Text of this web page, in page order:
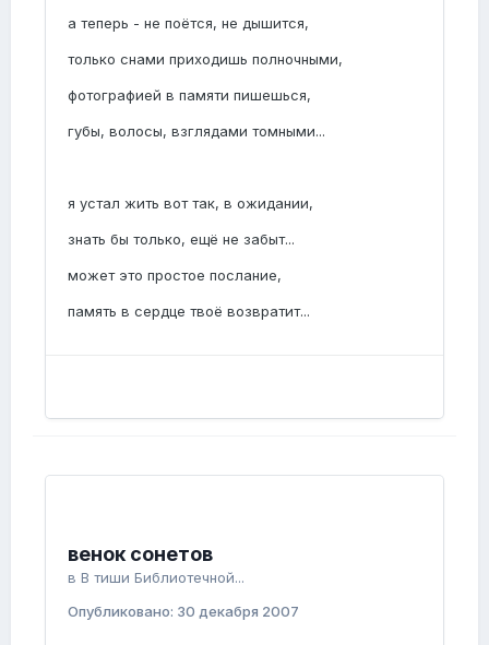
а теперь - не поётся, не дышится,
только снами приходишь полночными,
фотографией в памяти пишешься,
губы, волосы, взглядами томными...
я устал жить вот так, в ожидании,
знать бы только, ещё не забыт...
может это простое послание,
память в сердце твоё возвратит...
венок сонетов
в В тиши Библиотечной...
Опубликовано: 30 декабря 2007